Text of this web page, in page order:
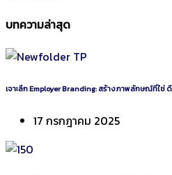
บทความล่าสุด
เจาะลึก Employer Branding: สร้างภาพลักษณ์ที่ใช่
17 กรกฎาคม 2025